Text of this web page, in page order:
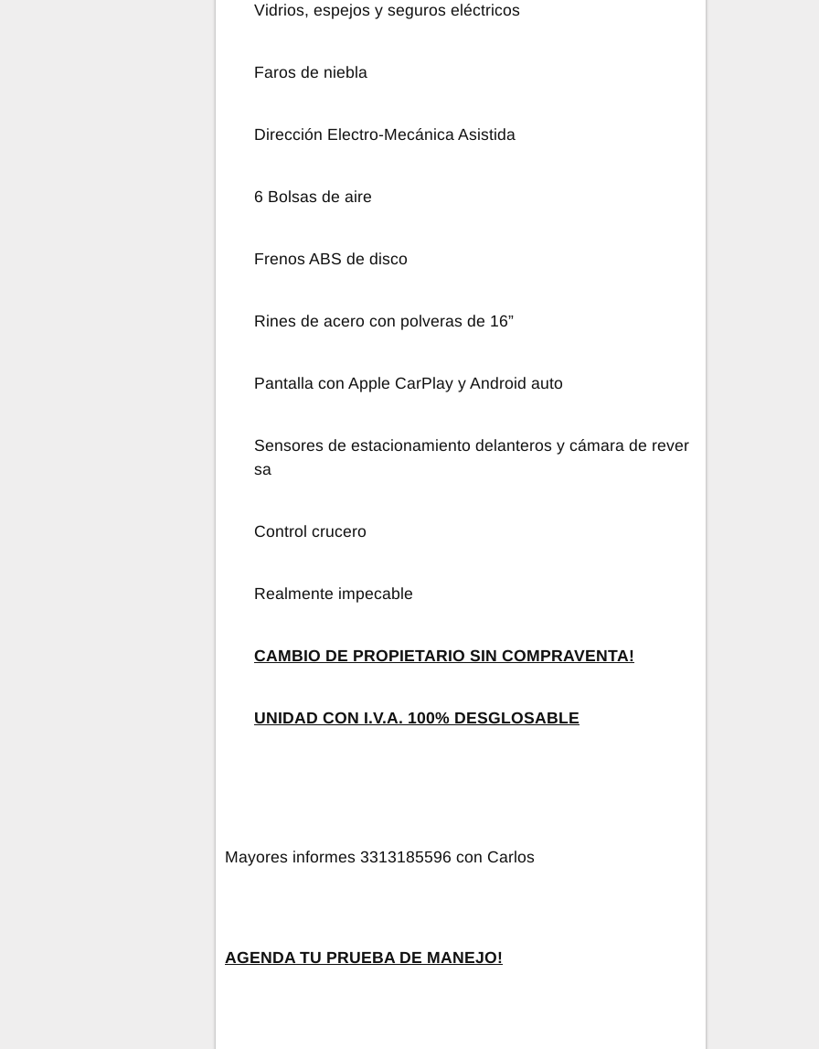
Vidrios, espejos y seguros eléctricos
Faros de niebla
Dirección Electro-Mecánica Asistida
6 Bolsas de aire
Frenos ABS de disco
Rines de acero con polveras de 16”
Pantalla con Apple CarPlay y Android auto
Sensores de estacionamiento delanteros y cámara de rever
sa
Control crucero
Realmente impecable
CAMBIO DE PROPIETARIO SIN COMPRAVENTA!
UNIDAD CON I.V.A. 100% DESGLOSABLE
Mayores informes 3313185596 con Carlos
AGENDA TU PRUEBA DE MANEJO!